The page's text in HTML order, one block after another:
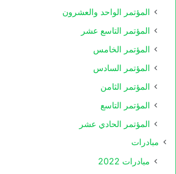
المؤتمر الواحد والعشرون
المؤتمر التاسع عشر
المؤتمر الخامس
المؤتمر السادس
المؤتمر الثامن
المؤتمر التاسع
المؤتمر الحادي عشر
مبادرات
مبادرات 2022